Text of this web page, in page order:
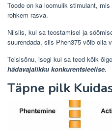
Toode on ka loomulik stimulant,
rohkem rasva.
Niisiis, kui sa teostamisel ja
suurendada, siis Phen375 võib olla
Teisisõnu, isegi kui sa teed kõik
hädavajalikku konkurentsieelise.
Täpne pilk